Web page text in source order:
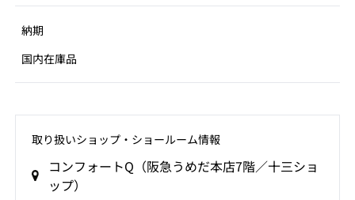
納期
国内在庫品
取り扱いショップ‧ショールーム情報
コンフォートQ（阪急うめだ本店7階／十三ショ
ップ）